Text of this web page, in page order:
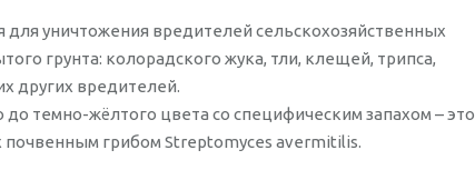
уничтожения вредителей сельскохозяйственных
грунта: колорадского жука, тли, клещей, трипса,
других вредителей.
темно-жёлтого цвета со специфическим запахом – это
грибом Streptomyces avermitilis.